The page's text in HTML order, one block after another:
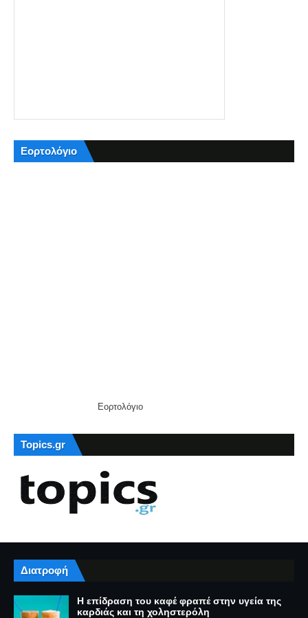
Εορτολόγιο
Εορτολόγιο
Topics.gr
Διατροφή
Η επίδραση του καφέ φραπέ στην υγεία της
καρδιάς και τη χοληστερόλη